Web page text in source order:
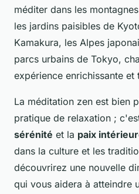
méditer dans les
les jardins paisibles de
Kamakura, les Alpes
parcs urbains de Tokyo,
expérience enrichissante et
La méditation zen est bien
pratique de relaxation ;
sérénité et la paix
dans la culture et les
découvrirez une nouvelle
qui vous aidera à atteindre